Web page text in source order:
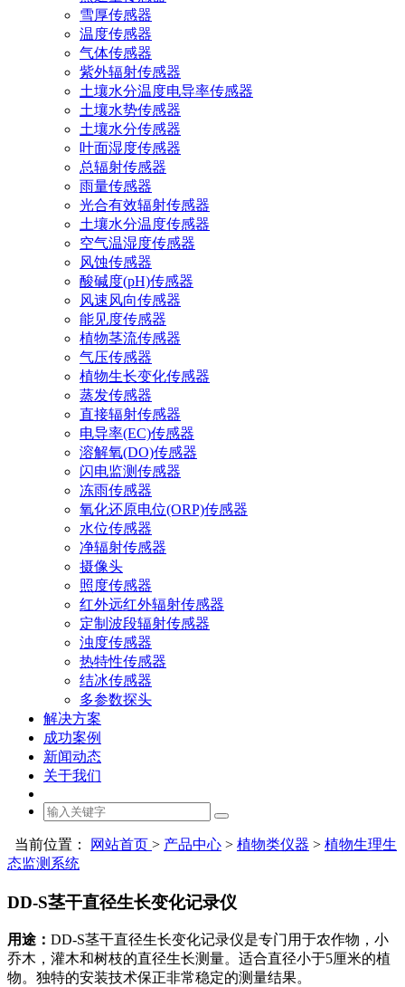
雪厚传感器
温度传感器
气体传感器
紫外辐射传感器
土壤水分温度电导率传感器
土壤水势传感器
土壤水分传感器
叶面湿度传感器
总辐射传感器
雨量传感器
光合有效辐射传感器
土壤水分温度传感器
空气温湿度传感器
风蚀传感器
酸碱度(pH)传感器
风速风向传感器
能见度传感器
植物茎流传感器
气压传感器
植物生长变化传感器
蒸发传感器
直接辐射传感器
电导率(EC)传感器
溶解氧(DO)传感器
闪电监测传感器
冻雨传感器
氧化还原电位(ORP)传感器
水位传感器
净辐射传感器
摄像头
照度传感器
红外远红外辐射传感器
定制波段辐射传感器
浊度传感器
热特性传感器
结冰传感器
多参数探头
解决方案
成功案例
新闻动态
关于我们
当前位置： 网站首页 > 产品中心 > 植物类仪器 > 植物生理生
态监测系统
DD-S茎干直径生长变化记录仪
用途： DD-S茎干直径生长变化记录仪是专门用于农作物，小
乔木，灌木和树枝的直径生长测量。适合直径小于5厘米的植
物。独特的安装技术保正非常稳定的测量结果。